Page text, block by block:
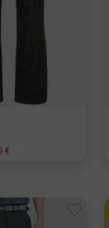
€